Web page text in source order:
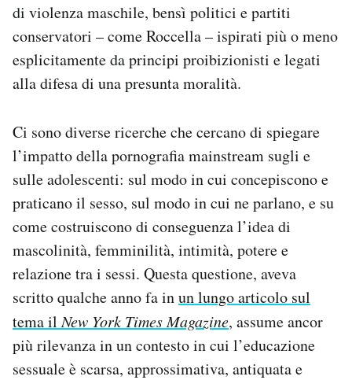
di violenza maschile, bensì politici e partiti
conservatori – come Roccella – ispirati più o meno
esplicitamente da principi proibizionisti e legati
alla difesa di una presunta moralità.
Ci sono diverse ricerche che cercano di spiegare
l’impatto della pornografia mainstream sugli e
sulle adolescenti: sul modo in cui concepiscono e
praticano il sesso, sul modo in cui ne parlano, e su
come costruiscono di conseguenza l’idea di
mascolinità, femminilità, intimità, potere e
relazione tra i sessi. Questa questione, aveva
scritto qualche anno fa inun lungo articolo sul
tema ilNew York Times Magazine, assume ancor
più rilevanza in un contesto in cui l’educazione
sessuale è scarsa, approssimativa, antiquata e